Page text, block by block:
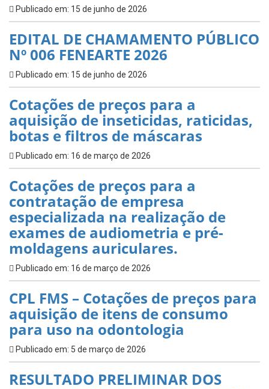
Publicado em: 15 de junho de 2026
EDITAL DE CHAMAMENTO PÚBLICO
Nº 006 FENEARTE 2026
Publicado em: 15 de junho de 2026
Cotações de preços para a
aquisição de inseticidas, raticidas,
botas e filtros de máscaras
Publicado em: 16 de março de 2026
Cotações de preços para a
contratação de empresa
especializada na realização de
exames de audiometria e pré-
moldagens auriculares.
Publicado em: 16 de março de 2026
CPL FMS – Cotações de preços para
aquisição de itens de consumo
para uso na odontologia
Publicado em: 5 de março de 2026
RESULTADO PRELIMINAR DOS